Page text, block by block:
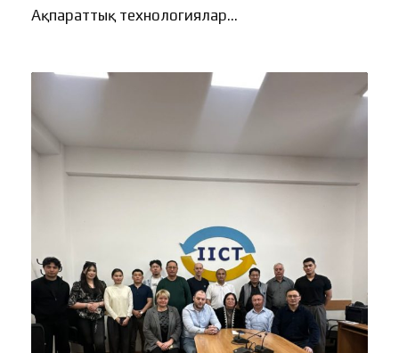
Ақпараттық технологиялар...